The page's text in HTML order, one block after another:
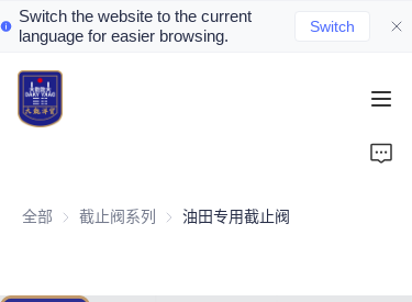
Switch the website to the current
language for easier browsing.
Switch
全部 截止阀系列 截止阀系列
油田专用截止阀
Home
Valve Products